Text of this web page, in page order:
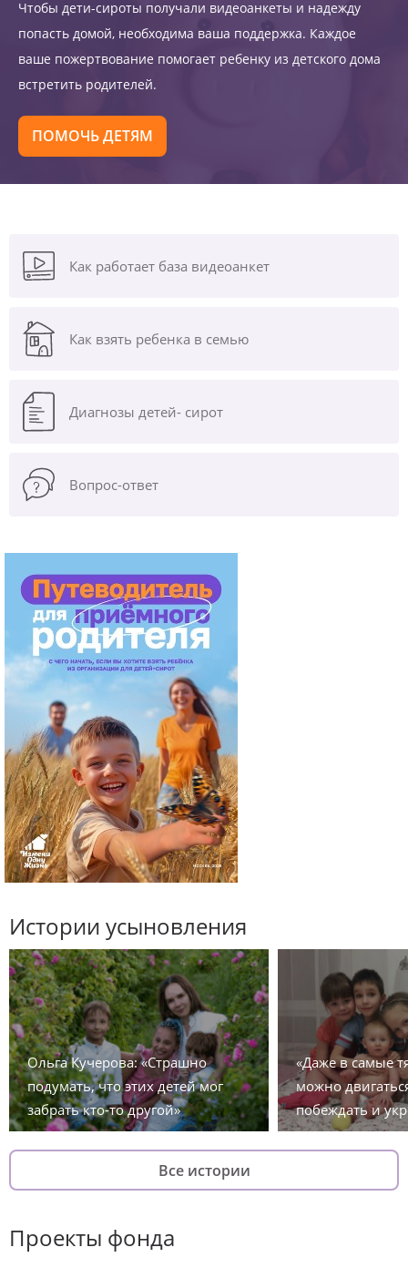
Чтобы дети-сироты получали видеоанкеты и надежду
попасть домой, необходима ваша поддержка. Каждое
ваше пожертвование помогает ребенку из детского дома
встретить родителей.
ПОМОЧЬ ДЕТЯМ
Как работает база видеоанкет
Как взять ребенка в семью
Диагнозы детей- сирот
Вопрос-ответ
Истории усыновления
Ольга Кучерова: «Страшно
подумать, что этих детей мог
забрать кто-то другой»
«Даже в самые
можно
побеждать и
Все истории
Проекты фонда